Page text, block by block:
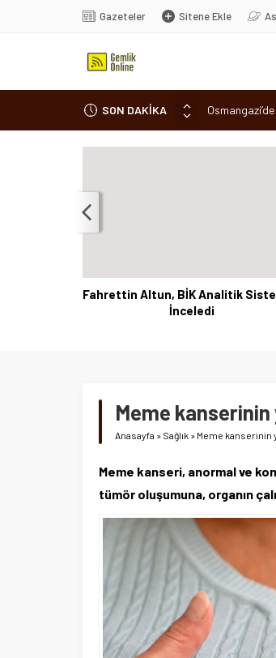
Gazeteler Sitene Ekle
SON DAKİKA
7 aylık
Nilüfer’de
Romanya’da
Park
Fahrettin Altun, BİK Analitik
İnceledi
Meme kanserinin
Anasayfa » Sağlık » Meme kanserinin
Meme kanseri, anormal ve
tümör oluşumuna, organın